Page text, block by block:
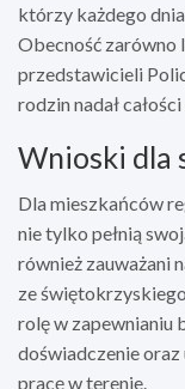
którzy każdego
Obecność zarówno
przedstawicieli
rodzin nadał
Wnioski dla
Dla mieszkańców
nie tylko pełnią
również zauważani
ze
rolę w zapewnianiu
doświadczenie oraz
pracę w terenie.